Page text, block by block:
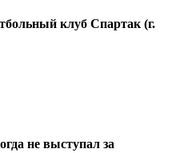
клуб Спартак (г.
не выступал за